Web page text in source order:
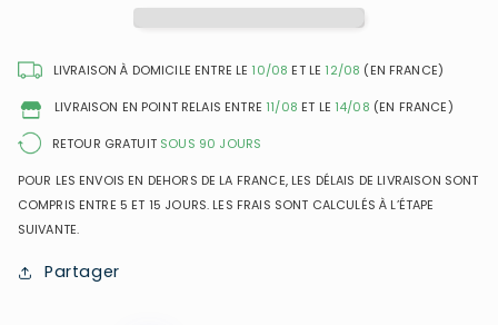
de
pour
femme
de
pour
femme
LIVRAISON À DOMICILE ENTRE LE 10/08 ET LE 12/08 (EN FRANCE)
LIVRAISON EN POINT RELAIS ENTRE 11/08 ET LE 14/08 (EN FRANCE)
RETOUR GRATUIT SOUS 90 JOURS
POUR LES ENVOIS EN DEHORS DE LA FRANCE, LES DÉLAIS DE LIVRAISON SONT
COMPRIS ENTRE 5 ET 15 JOURS. LES FRAIS SONT CALCULÉS À L’ÉTAPE
SUIVANTE.
Partager